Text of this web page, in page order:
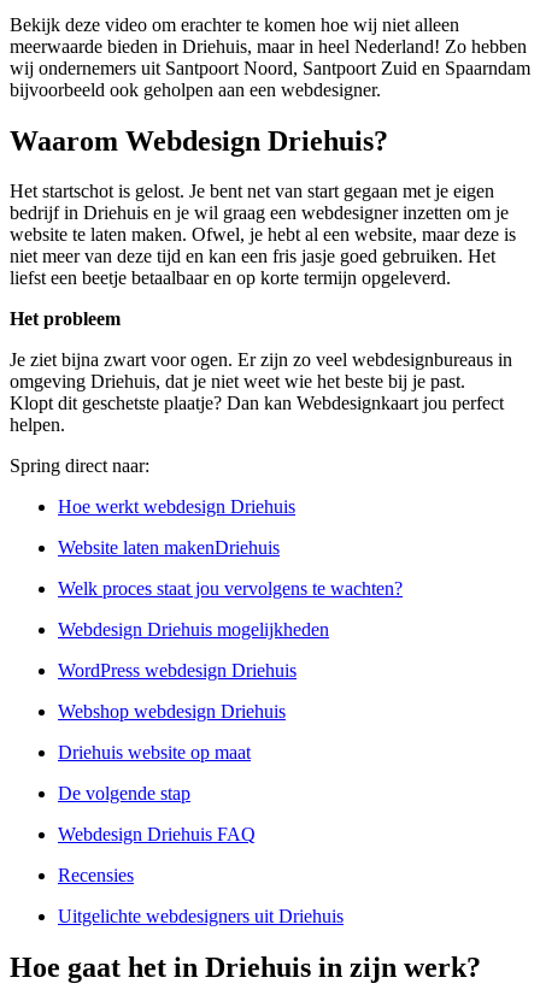
Bekijk deze video om erachter te komen hoe wij niet alleen
meerwaarde bieden in Driehuis, maar in heel Nederland! Zo hebben
wij ondernemers uit Santpoort Noord, Santpoort Zuid en Spaarndam
bijvoorbeeld ook geholpen aan een webdesigner.
Waarom Webdesign Driehuis?
Het startschot is gelost. Je bent net van start gegaan met je eigen
bedrijf in Driehuis en je wil graag een webdesigner inzetten om je
website te laten maken. Ofwel, je hebt al een website, maar deze is
niet meer van deze tijd en kan een fris jasje goed gebruiken. Het
liefst een beetje betaalbaar en op korte termijn opgeleverd.
Het probleem
Je ziet bijna zwart voor ogen. Er zijn zo veel webdesignbureaus in
omgeving Driehuis, dat je niet weet wie het beste bij je past.
Klopt dit geschetste plaatje? Dan kan Webdesignkaart jou perfect
helpen.
Spring direct naar:
Hoe werkt webdesign Driehuis
Website laten makenDriehuis
Welk proces staat jou vervolgens te wachten?
Webdesign Driehuis mogelijkheden
WordPress webdesign Driehuis
Webshop webdesign Driehuis
Driehuis website op maat
De volgende stap
Webdesign Driehuis FAQ
Recensies
Uitgelichte webdesigners uit Driehuis
Hoe gaat het in Driehuis in zijn werk?